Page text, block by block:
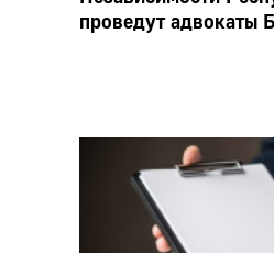
проведут адвокаты